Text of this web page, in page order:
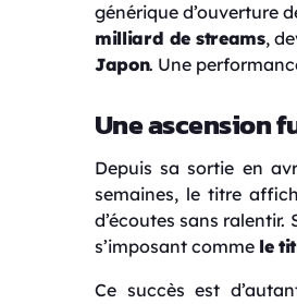
générique d’ouverture
milliard de streams,
Japon. Une
Une ascension
Depuis sa sortie en
semaines, le titre
d’écoutes sans
s’imposant comme le
Ce succès est